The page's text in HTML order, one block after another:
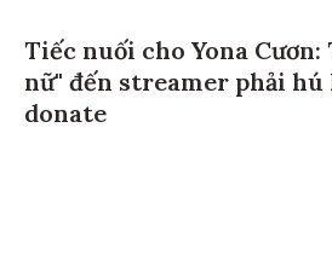
Tiếc nuối cho Yona Cươn:
nữ" đến streamer phải hú
donate